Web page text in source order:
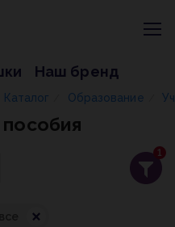
Наш бренд
Каталог Образование
1